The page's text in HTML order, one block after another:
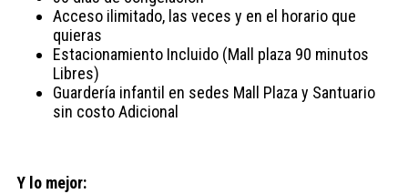
Acceso ilimitado, las veces y en el horario que
quieras
Estacionamiento Incluido (Mall plaza 90 minutos
Libres)
Guardería infantil en sedes Mall Plaza y Santuario
sin costo Adicional
Y lo mejor: